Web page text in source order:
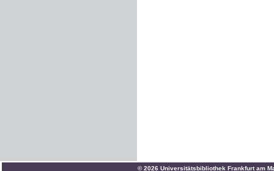
© 2026 Universitätsbibliothek Frankfurt am